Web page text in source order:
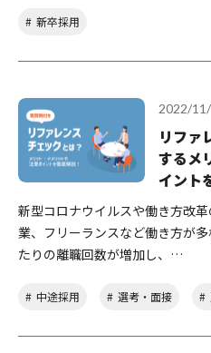
新卒採用
2022/
リファ
するメ
イント
新型コロナウイルスや働き方改
業、フリーランスなど働き方が
たりの離職回数が増加し、…
中途採用 選考・面接